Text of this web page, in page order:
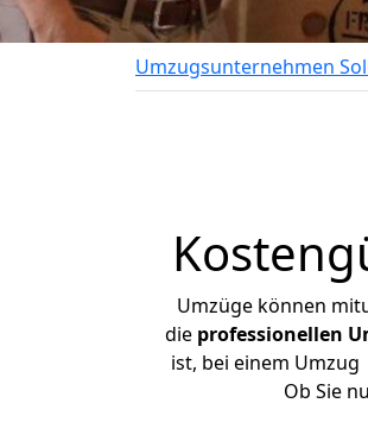
Umzugsunternehmen
Umzüge können
die professionellen
ist, bei einem
Ob Sie